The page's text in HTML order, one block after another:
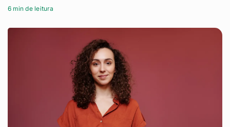
6 min de leitura